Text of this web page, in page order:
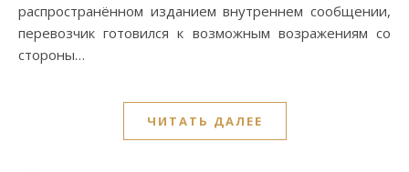
распространённом изданием внутреннем сообщении,
перевозчик готовился к возможным возражениям со
стороны…
ЧИТАТЬ ДАЛЕЕ